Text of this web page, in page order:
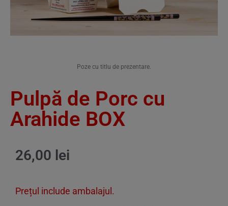
Poze cu titlu de prezentare.
Pulpă de Porc cu
Arahide BOX
26,00 lei
Prețul include ambalajul.